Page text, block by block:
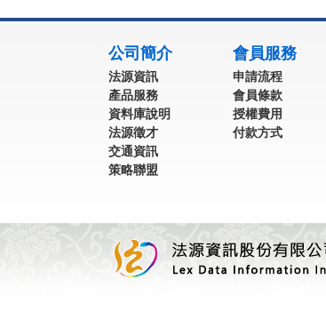
公司簡介
法源資訊
產品服務
資料庫說明
法源徵才
交通資訊
策略聯盟
會員服務
申請流程
會員條款
授權費用
付款方式